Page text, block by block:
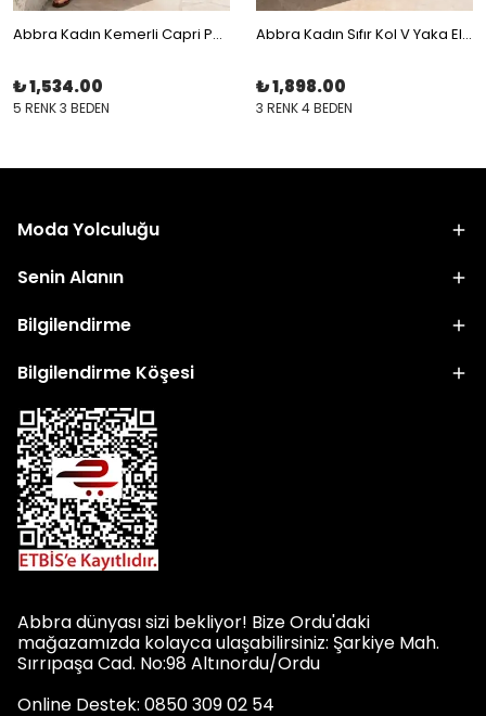
Abbra Kadın Kemerli Capri Pantolon
₺ 1,534.00
5 RENK 3 BEDEN
Abbra Kadın Sıfır Kol V Yaka Elbise
₺ 1,898.00
3 RENK 4 BEDEN
Moda Yolculuğu
Senin Alanın
Bilgilendirme
Bilgilendirme Köşesi
Abbra dünyası sizi bekliyor! Bize Ordu'daki
mağazamızda kolayca ulaşabilirsiniz: Şarkiye Mah.
Sırrıpaşa Cad. No:98 Altınordu/Ordu
Online Destek: 0850 309 02 54